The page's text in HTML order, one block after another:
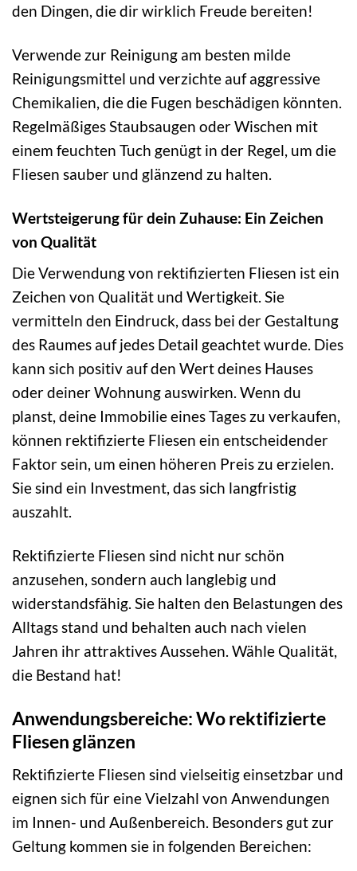
den Dingen, die dir wirklich Freude bereiten!
Verwende zur Reinigung am besten milde
Reinigungsmittel und verzichte auf aggressive
Chemikalien, die die Fugen beschädigen könnten.
Regelmäßiges Staubsaugen oder Wischen mit
einem feuchten Tuch genügt in der Regel, um die
Fliesen sauber und glänzend zu halten.
Wertsteigerung für dein Zuhause: Ein Zeichen
von Qualität
Die Verwendung von rektifizierten Fliesen ist ein
Zeichen von Qualität und Wertigkeit. Sie
vermitteln den Eindruck, dass bei der Gestaltung
des Raumes auf jedes Detail geachtet wurde. Dies
kann sich positiv auf den Wert deines Hauses
oder deiner Wohnung auswirken. Wenn du
planst, deine Immobilie eines Tages zu verkaufen,
können rektifizierte Fliesen ein entscheidender
Faktor sein, um einen höheren Preis zu erzielen.
Sie sind ein Investment, das sich langfristig
auszahlt.
Rektifizierte Fliesen sind nicht nur schön
anzusehen, sondern auch langlebig und
widerstandsfähig. Sie halten den Belastungen des
Alltags stand und behalten auch nach vielen
Jahren ihr attraktives Aussehen. Wähle Qualität,
die Bestand hat!
Anwendungsbereiche: Wo rektifizierte
Fliesen glänzen
Rektifizierte Fliesen sind vielseitig einsetzbar und
eignen sich für eine Vielzahl von Anwendungen
im Innen- und Außenbereich. Besonders gut zur
Geltung kommen sie in folgenden Bereichen: